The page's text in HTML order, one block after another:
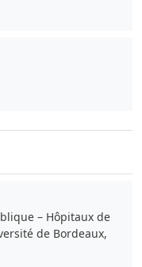
– Hôpitaux de
de Bordeaux,